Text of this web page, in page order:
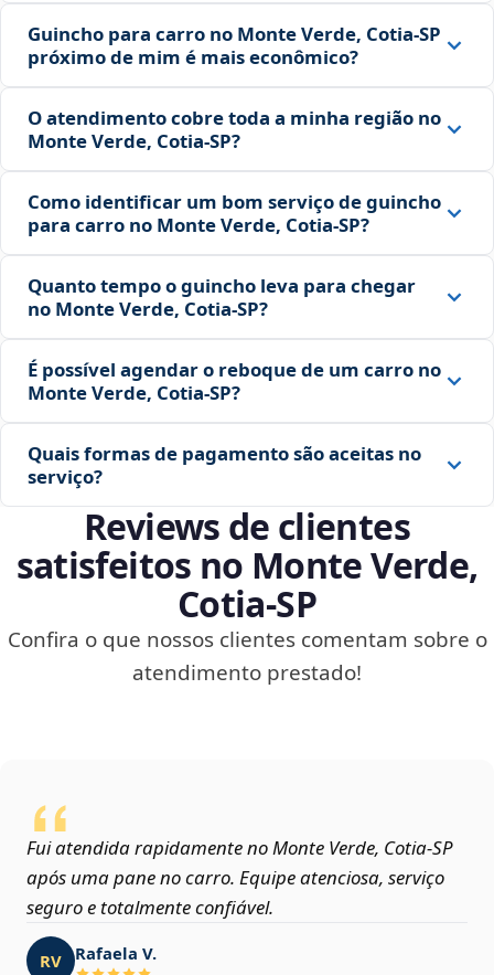
Guincho para carro no Monte Verde, Cotia‑SP
próximo de mim é mais econômico?
O atendimento cobre toda a minha região no
Monte Verde, Cotia‑SP?
Como identificar um bom serviço de guincho
para carro no Monte Verde, Cotia‑SP?
Quanto tempo o guincho leva para chegar
no Monte Verde, Cotia‑SP?
É possível agendar o reboque de um carro no
Monte Verde, Cotia‑SP?
Quais formas de pagamento são aceitas no
serviço?
Reviews de clientes
satisfeitos no Monte Verde,
Cotia‑SP
Confira o que nossos clientes comentam sobre o
atendimento prestado!
Fui atendida rapidamente no Monte Verde, Cotia‑SP
após uma pane no carro. Equipe atenciosa, serviço
seguro e totalmente confiável.
RV Rafaela V.